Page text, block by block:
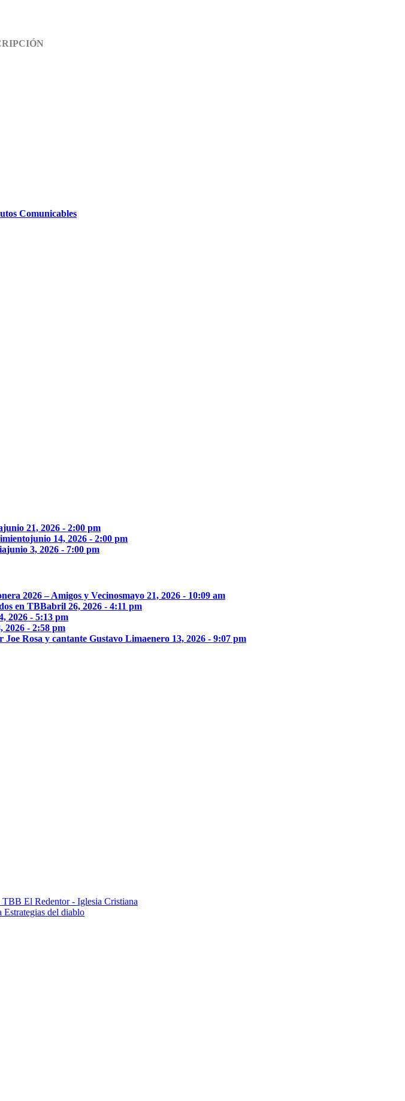
Comunicables
junio 21, 2026 - 2:00 pm
junio 14, 2026 - 2:00 pm
junio 3, 2026 - 7:00 pm
2026 – Amigos y Vecinosmayo 21, 2026 - 10:09 am
en TBBabril 26, 2026 - 4:11 pm
2026 - 5:13 pm
2026 - 2:58 pm
Joe Rosa y cantante Gustavo Limaenero 13, 2026 - 9:07 pm
Estrategias del diablo